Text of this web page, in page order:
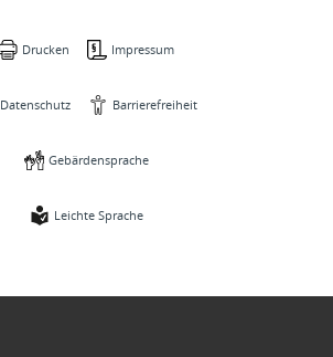
Drucken Impressum
Datenschutz Barrierefreiheit
Gebärdensprache
Leichte Sprache